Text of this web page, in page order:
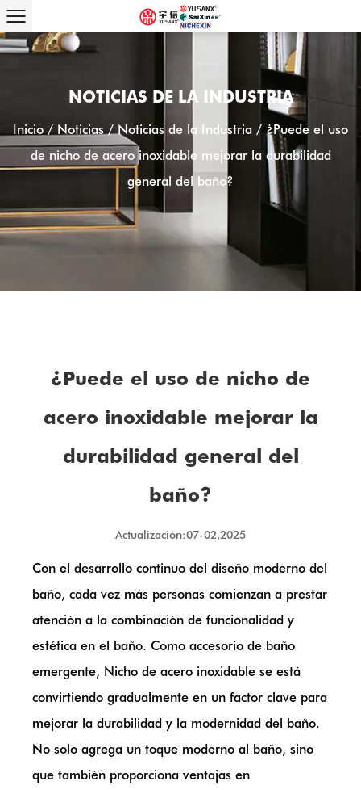
NOTICIAS DE LA INDUSTRIA
Inicio / Noticias/Noticias de la Industria / ¿Puede el uso
de nicho de acero inoxidable mejorar la durabilidad
general del baño?
¿Puede el uso de nicho de
acero inoxidable mejorar la
durabilidad general del
baño?
Actualización:07-02,2025
Con el desarrollo continuo del diseño moderno del
baño, cada vez más personas comienzan a prestar
atención a la combinación de funcionalidad y
estética en el baño. Como accesorio de baño
emergente, Nicho de acero inoxidable se está
convirtiendo gradualmente en un factor clave para
mejorar la durabilidad y la modernidad del baño.
No solo agrega un toque moderno al baño, sino
que también proporciona ventajas en